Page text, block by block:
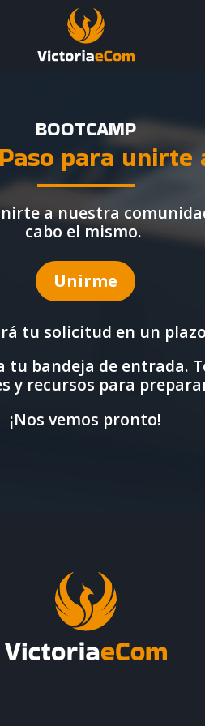
BOOTCAMP
para unirte
a nuestra
cabo el mismo.
Unirme
tu solicitud en un
bandeja de entrada.
y recursos para
¡Nos vemos pronto!